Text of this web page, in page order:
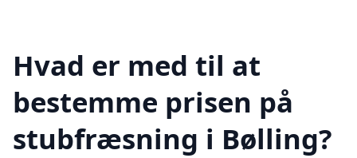
Hvad er med til at
bestemme prisen på
stubfræsning i Bølling?